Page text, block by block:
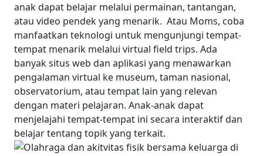
anak dapat belajar melalui permainan, tantangan,
atau video pendek yang menarik. Atau Moms, coba
manfaatkan teknologi untuk mengunjungi tempat-
tempat menarik melalui virtual field trips. Ada
banyak situs web dan aplikasi yang menawarkan
pengalaman virtual ke museum, taman nasional,
observatorium, atau tempat lain yang relevan
dengan materi pelajaran. Anak-anak dapat
menjelajahi tempat-tempat ini secara interaktif dan
belajar tentang topik yang terkait.